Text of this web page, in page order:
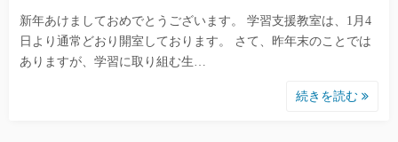
新年あけましておめでとうございます。 学習支援教室は、1月4
日より通常どおり開室しております。 さて、昨年末のことでは
ありますが、学習に取り組む生…
続きを読む